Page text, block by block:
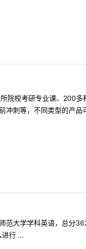
院校考研专业课、200
冲刺等，不同类型的产品
大学学科英语，总分
行 ...